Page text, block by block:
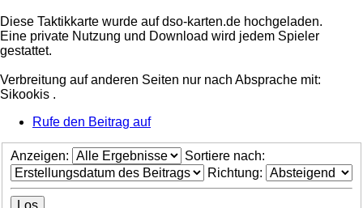
Diese Taktikkarte wurde auf dso-karten.de hochgeladen.
Eine private Nutzung und Download wird jedem Spieler
gestattet.
Verbreitung auf anderen Seiten nur nach Absprache mit:
Sikookis .
Rufe den Beitrag auf
Anzeigen:
Sortiere nach:
Richtung: